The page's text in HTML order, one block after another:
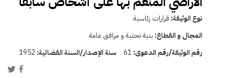
نوع الوثيقة: قرارات رئاسية
المجال و القطاع: بنية تحتية و مرافق عامة
رقم الوثيقة/رقم الدعوى: 61 سنة الإصدار/السنة القضائية: 1952